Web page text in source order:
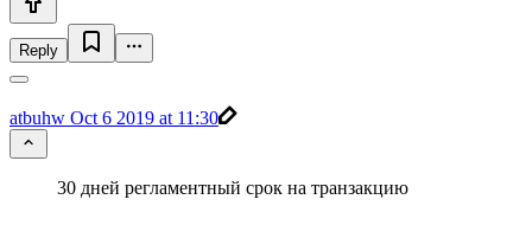
Reply
atbuhw Oct 6 2019 at 11:30
30 дней регламентный срок на транзакцию